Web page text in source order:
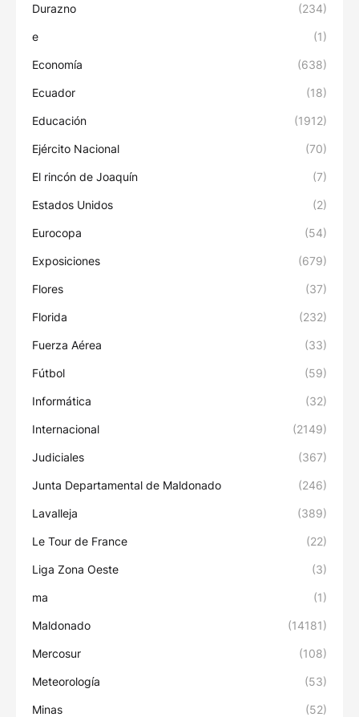
Durazno (234)
e (1)
Economía (638)
Ecuador (18)
Educación (1912)
Ejército Nacional (70)
El rincón de Joaquín (7)
Estados Unidos (2)
Eurocopa (54)
Exposiciones (679)
Flores (37)
Florida (232)
Fuerza Aérea (33)
Fútbol (59)
Informática (32)
Internacional (2149)
Judiciales (367)
Junta Departamental de Maldonado (246)
Lavalleja (389)
Le Tour de France (22)
Liga Zona Oeste (3)
ma (1)
Maldonado (14181)
Mercosur (108)
Meteorología (53)
Minas (52)